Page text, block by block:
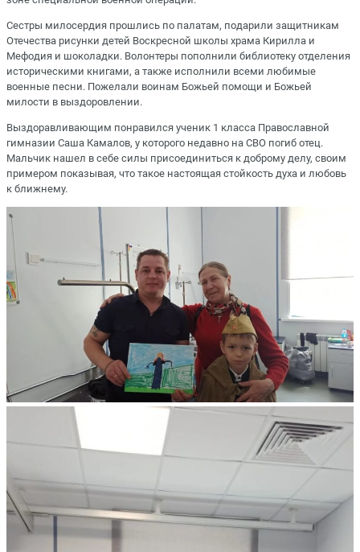
Сестры милосердия прошлись по палатам, подарили защитникам
Отечества рисунки детей Воскресной школы храма Кирилла и
Мефодия и шоколадки. Волонтеры пополнили библиотеку отделения
историческими книгами, а также исполнили всеми любимые
военные песни. Пожелали воинам Божьей помощи и Божьей
милости в выздоровлении.
Выздоравливающим понравился ученик 1 класса Православной
гимназии Саша Камалов, у которого недавно на СВО погиб отец.
Мальчик нашел в себе силы присоединиться к доброму делу, своим
примером показывая, что такое настоящая стойкость духа и любовь
к ближнему.